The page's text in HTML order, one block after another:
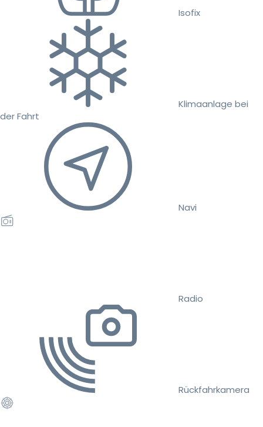
Isofix
Klimaanlage bei
der Fahrt
Navi
Radio
Rückfahrkamera